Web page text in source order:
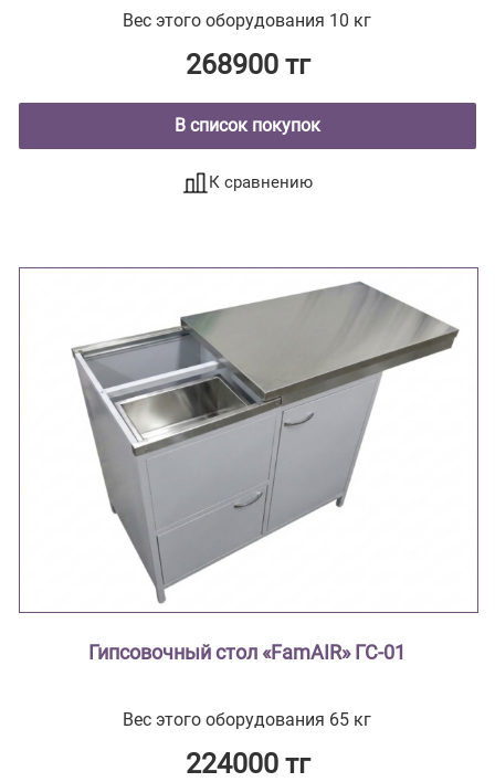
Вес этого оборудования 10 кг
268900 тг
В список покупок
К сравнению
Гипсовочный стол «FamAIR» ГС-01
Вес этого оборудования 65 кг
224000 тг